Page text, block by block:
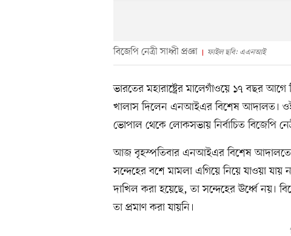
বিজেপি নেত্রী সাধ্বী প্রজ্ঞা ফাইল ছবি: এএনআই
ভারতের মহারাষ্ট্রের মালেগাঁওয়ে ১৭ বছর
খালাস দিলেন এনআইএর বিশেষ আদালত।
ভোপাল থেকে লোকসভায় নির্বাচিত বিজেপি
আজ বৃহস্পতিবার এনআইএর বিশেষ
সন্দেহের বশে মামলা এগিয়ে নিয়ে যাওয়া যায়
দাখিল করা হয়েছে, তা সন্দেহের ঊর্ধ্বে নয়।
তা প্রমাণ করা যায়নি।